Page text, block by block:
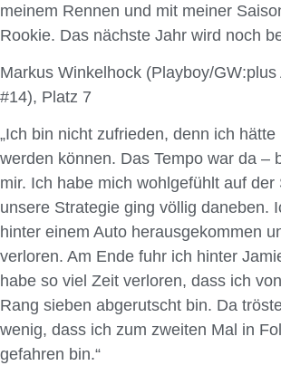
meinem Rennen und mit meiner
Rookie. Das nächste Jahr wird noch
Markus Winkelhock (Playboy/GW:plus
#14), Platz 7
„Ich bin nicht zufrieden, denn ich
werden können. Das Tempo war da –
mir. Ich habe mich wohlgefühlt auf der
unsere Strategie ging völlig daneben.
hinter einem Auto herausgekommen
verloren. Am Ende fuhr ich hinter
habe so viel Zeit verloren, dass ich
Rang sieben abgerutscht bin. Da
wenig, dass ich zum zweiten Mal in
gefahren bin.“